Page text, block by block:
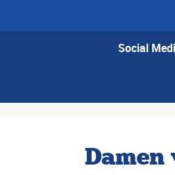
Social
Damen